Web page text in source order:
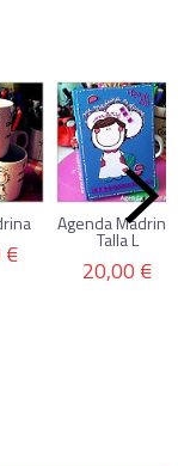
€
Agenda Madrina.
Talla L
20,00 €